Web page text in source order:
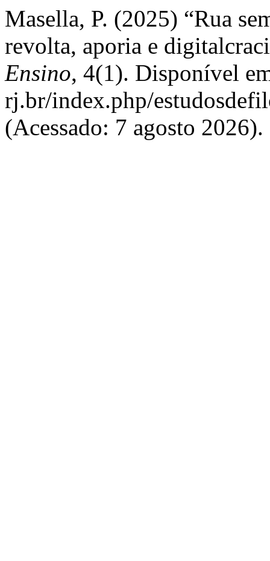
Masella, P. (2025) “Rua
revolta, aporia e
Ensino, 4(1). Disponível
rj.br/index.php/
(Acessado: 7 agosto 2026).